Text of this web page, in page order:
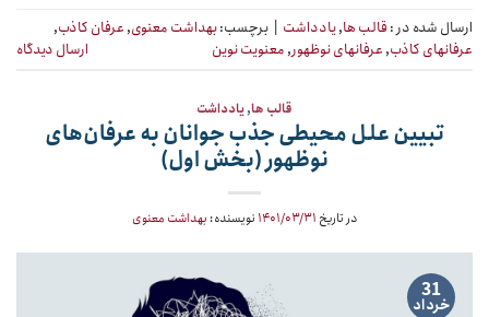
ارسال شده در : قالب ها,یادداشت برچسب:بهداشت معنوی,عرفان کاذب,
عرفانهای کاذب,عرفانهای نوظهور,معنویت نوین ارسال دیدگاه
قالب ها,یادداشت
تبیین علل محیطی جذب جوانان به عرفان‌های
نوظهور (بخش اول)
در تاریخ ۱۴۰۱/۰۳/۳۱ نویسنده: بهداشت معنوی
31
خرداد